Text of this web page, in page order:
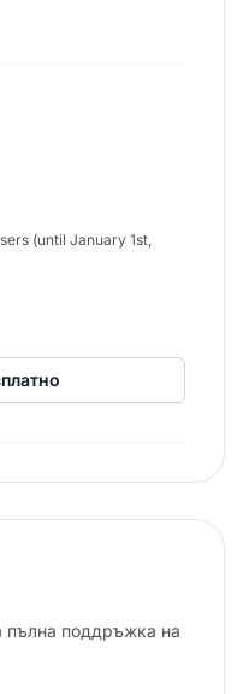
(until January 1st,
пълна поддръжка на